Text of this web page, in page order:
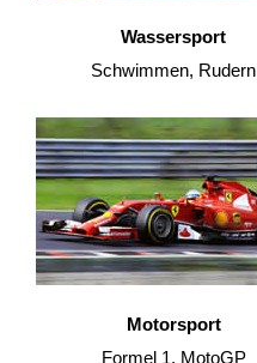
Wassersport
Schwimmen, Rudern
Motorsport
Formel 1, MotoGP